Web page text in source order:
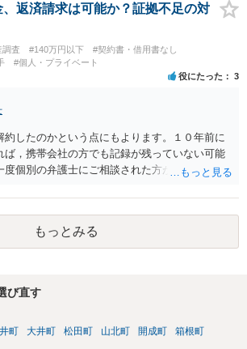
返済請求は可能か？証拠不足の対
調査 #140万円以下
#契約書・借用書なし
#個人・プライベート
役にたった 3
約したのかという点にもよります。１０年前に
ば，携帯会社の方でも記録が残っていない可能
度個別の弁護士にご相談された方が良いかと思
もっとみる
び直す
町 大井町 松田町 山北町 開成町
箱根町